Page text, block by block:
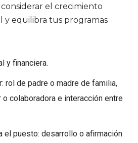
el crecimiento
y equilibra tus programas
y financiera.
rol de padre o madre de familia,
o colaboradora e interacción entre
el puesto: desarrollo o afirmación